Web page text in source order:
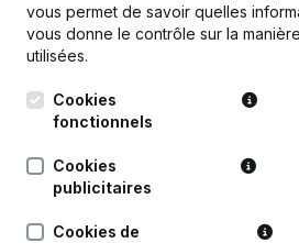
?
Consulter la santé en un coup
Choisissez des informations
granulaires
importants
Essayer gratuitement
vous permet de savoir quelles
vous donne le contrôle sur la
utilisées.
Cookies
fonctionnels
Cookies
publicitaires
Cookies de